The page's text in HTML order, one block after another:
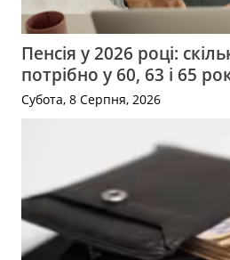
Пенсія у 2026 році:
потрібно у 60, 63 і 65
Субота, 8 Серпня, 2026